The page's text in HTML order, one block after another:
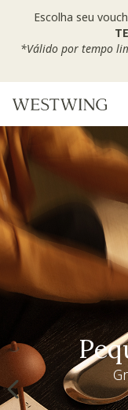
Escolha seu
*Válido por tempo